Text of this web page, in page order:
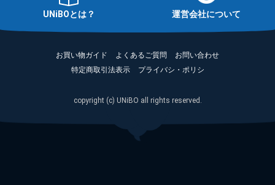
UNiBOとは？ 運営会社について
お買い物ガイド よくあるご質問
お問い合わせ
特定商取引法表示
プライバシ・ポリシ
copyright (c) UNiBO all rights reserved.